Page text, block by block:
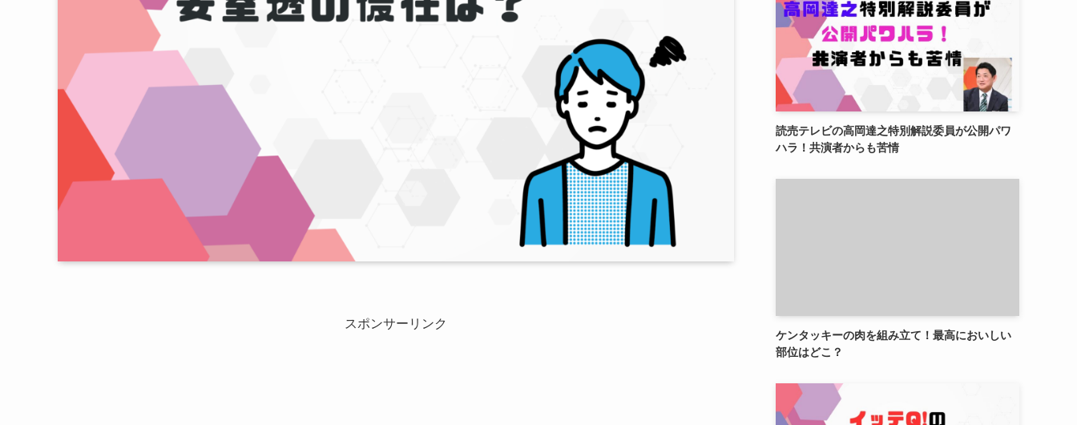
スポンサーリンク
読売テレビの高岡達之特別解説委員が公開パワ
ハラ！共演者からも苦情
ケンタッキーの肉を組み立て！最高においしい
部位はどこ？